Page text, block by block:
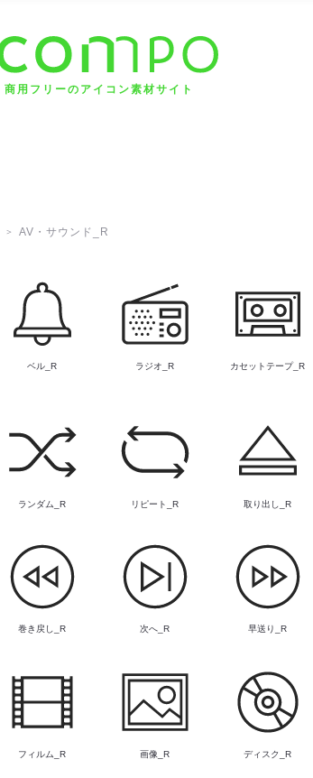
商用フリーのアイコン素材サイト
AV・サウンド_R
ベル_R ラジオ_R カセットテープ_R
ランダム_R リピート_R 取り出し_R
巻き戻し_R 次へ_R 早送り_R
フィルム_R 画像_R ディスク_R